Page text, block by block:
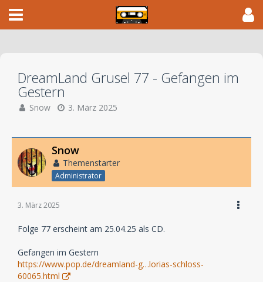
DreamLand Grusel 77 - Gefangen im
Gestern
Snow 3. März 2025
Snow
Themenstarter
Administrator
3. März 2025
Folge 77 erscheint am 25.04.25 als CD.
Gefangen im Gestern
https://www.pop.de/dreamland-g…lorias-schloss-
60065.html